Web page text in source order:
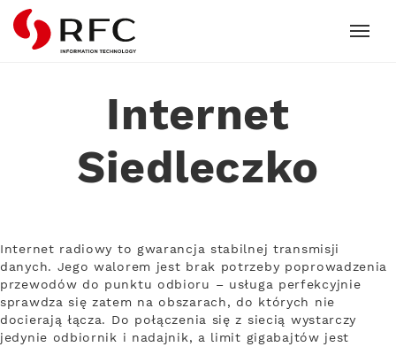
RFC
Internet
Siedleczko
Internet radiowy to gwarancja stabilnej transmisji
danych. Jego walorem jest brak potrzeby poprowadzenia
przewodów do punktu odbioru – usługa perfekcyjnie
sprawdza się zatem na obszarach, do których nie
docierają łącza. Do połączenia się z siecią wystarczy
jedynie odbiornik i nadajnik, a limit gigabajtów jest